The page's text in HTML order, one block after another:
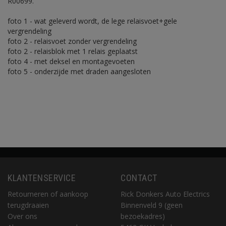
foto 1 - wat geleverd wordt, de lege relaisvoet+gele
vergrendeling
foto 2 - relaisvoet zonder vergrendeling
foto 2 - relaisblok met 1 relais geplaatst
foto 4 - met deksel en montagevoeten
foto 5 - onderzijde met draden aangesloten
KLANTENSERVICE
Retourneren of aankoop
terugdraaien
Over ons
CONTACT
Rick Donkers Auto Electrics
Binnenveld 9 (geen
bezoekadres)